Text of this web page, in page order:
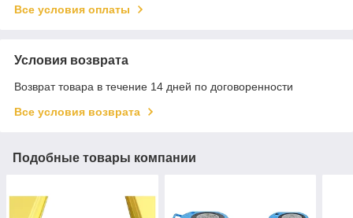
Все условия оплаты
Условия возврата
Возврат товара в течение 14 дней по договоренности
Все условия возврата
Подобные товары компании